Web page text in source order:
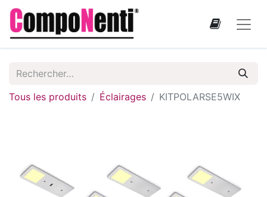
Tous les produits Éclairages KITPOLARSE5WIX